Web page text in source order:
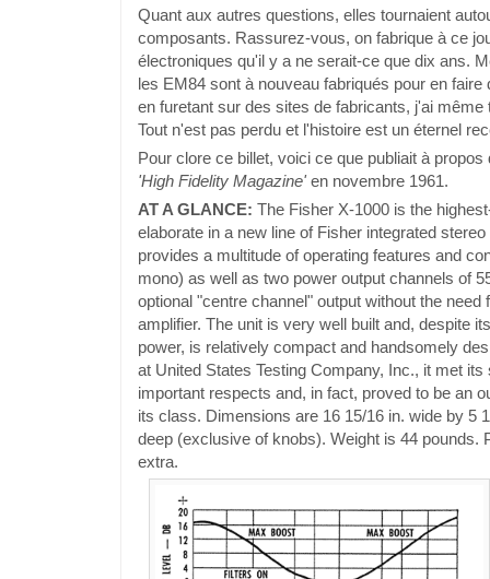
Quant aux autres questions, elles tournaient
composants. Rassurez-vous, on fabrique à ce
électroniques qu'il y a ne serait-ce que dix ans.
les EM84 sont à nouveau fabriqués pour en faire
en furetant sur des sites de fabricants, j'ai
Tout n'est pas perdu et l'histoire est un éternel
Pour clore ce billet, voici ce que publiait à
'High Fidelity Magazine'en novembre 1961.
AT A GLANCE: The Fisher X-1000 is the
elaborate in a new line of Fisher integrated
provides a multitude of operating features and
mono) as well as two power output channels of
optional "centre channel" output without the need
amplifier. The unit is very well built and, despite
power, is relatively compact and handsomely
at United States Testing Company, Inc., it met its
important respects and, in fact, proved to be an
its class. Dimensions are 16 15/16 in. wide by 5
deep (exclusive of knobs). Weight is 44 pounds.
extra.